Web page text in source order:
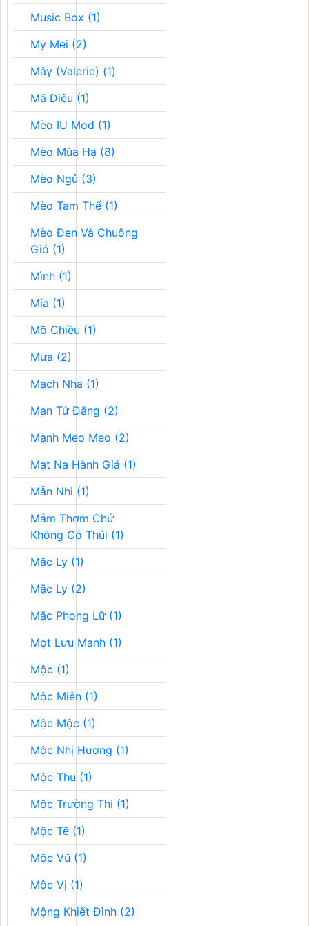
Music Box (1)
My Mei (2)
Mây (Valerie) (1)
Mã Diêu (1)
Mèo IU Mod (1)
Mèo Mùa Hạ (8)
Mèo Ngủ (3)
Mèo Tam Thể (1)
Mèo Đen Và Chuông
Gió (1)
Mình (1)
Mía (1)
Mõ Chiều (1)
Mưa (2)
Mạch Nha (1)
Mạn Tử Đằng (2)
Mạnh Meo Meo (2)
Mạt Na Hành Giả (1)
Mẫn Nhi (1)
Mắm Thơm Chứ
Không Có Thúi (1)
Mặc Ly (1)
Mặc Ly (2)
Mặc Phong Lữ (1)
Mọt Lưu Manh (1)
Mộc (1)
Mộc Miên (1)
Mộc Mộc (1)
Mộc Nhị Hương (1)
Mộc Thu (1)
Mộc Trường Thi (1)
Mộc Tê (1)
Mộc Vũ (1)
Mộc Vị (1)
Mộng Khiết Đình (2)